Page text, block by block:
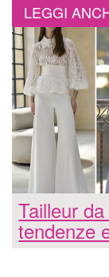
LEGGI
Tailleur
tendenze